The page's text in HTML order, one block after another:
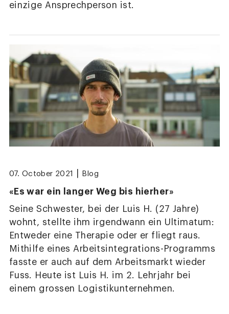
einzige Ansprechperson ist.
07. October 2021 Blog
«Es war ein langer Weg bis hierher»
Seine Schwester, bei der Luis H. (27 Jahre)
wohnt, stellte ihm irgendwann ein Ultimatum:
Entweder eine Therapie oder er fliegt raus.
Mithilfe eines Arbeitsintegrations-Programms
fasste er auch auf dem Arbeitsmarkt wieder
Fuss. Heute ist Luis H. im 2. Lehrjahr bei
einem grossen Logistikunternehmen.